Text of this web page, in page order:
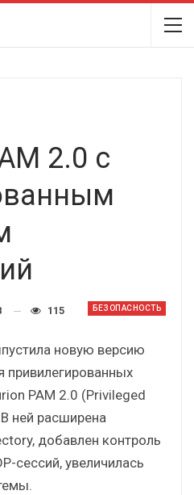
2.0 с
БЕЗОПАСНОСТЬ
115
новую версию
привилегированных
PAM 2.0 (Privileged
ней расширена
добавлен контроль
сессий, увеличилась